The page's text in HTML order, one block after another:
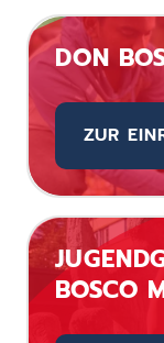
DON
ZUR
BOSCO